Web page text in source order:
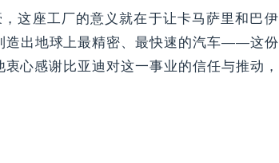
这座工厂的意义就在于让卡马萨里和巴伊
造出地球上最精密、最快速的汽车——这份
心感谢比亚迪对这一事业的信任与推动，